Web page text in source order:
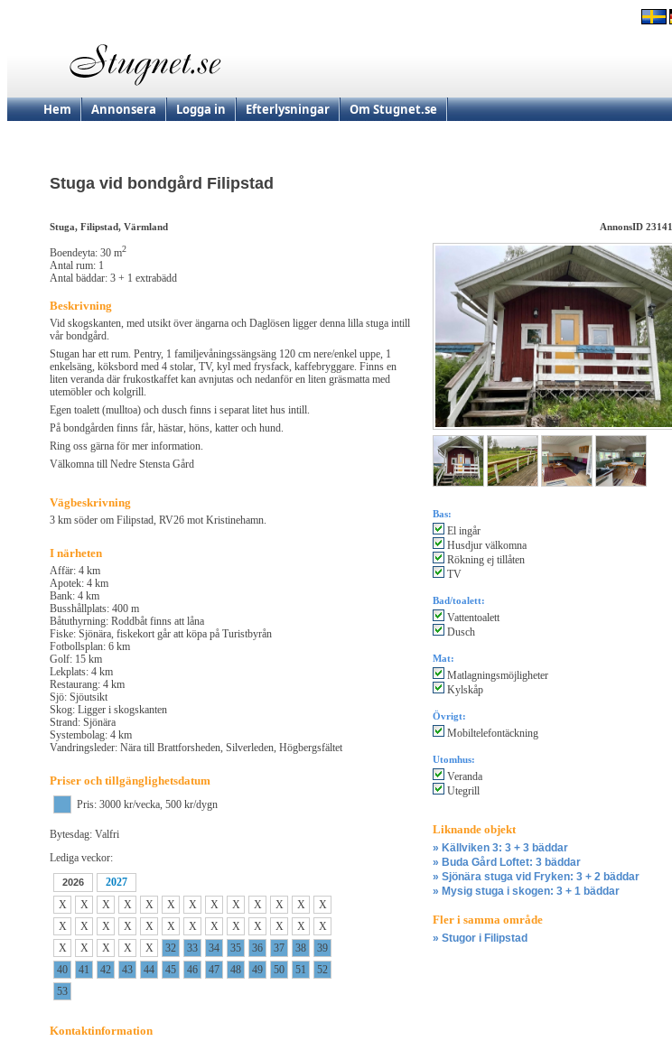
Hem Annonsera Logga in Efterlysningar Om Stugnet.se
Stuga vid bondgård Filipstad
Stuga, Filipstad, Värmland AnnonsID 23141
Boendeyta: 30 m2
Antal rum: 1
Antal bäddar: 3 + 1 extrabädd
Beskrivning
Vid skogskanten, med utsikt över ängarna och Daglösen ligger denna lilla stuga intill
vår bondgård.
Stugan har ett rum. Pentry, 1 familjevåningssängsäng 120 cm nere/enkel uppe, 1
enkelsäng, köksbord med 4 stolar, TV, kyl med frysfack, kaffebryggare. Finns en
liten veranda där frukostkaffet kan avnjutas och nedanför en liten gräsmatta med
utemöbler och kolgrill.
Egen toalett (mulltoa) och dusch finns i separat litet hus intill.
På bondgården finns får, hästar, höns, katter och hund.
Ring oss gärna för mer information.
Välkomna till Nedre Stensta Gård
Vägbeskrivning
3 km söder om Filipstad, RV26 mot Kristinehamn.
I närheten
Affär: 4 km
Apotek: 4 km
Bank: 4 km
Busshållplats: 400 m
Båtuthyrning: Roddbåt finns att låna
Fiske: Sjönära, fiskekort går att köpa på Turistbyrån
Fotbollsplan: 6 km
Golf: 15 km
Lekplats: 4 km
Restaurang: 4 km
Sjö: Sjöutsikt
Skog: Ligger i skogskanten
Strand: Sjönära
Systembolag: 4 km
Vandringsleder: Nära till Brattforsheden, Silverleden, Högbergsfältet
Priser och tillgänglighetsdatum
Pris: 3000 kr/vecka, 500 kr/dygn
Bytesdag: Valfri
Lediga veckor:
2026
2027
X
X X X X X X X X X X X
X
X
X X X X X X X X X X X
X
X
X X X X 32 33 34 35 36 37 38
39
40
41 42 43 44 45 46 47 48 49 50 51
52
53
Kontaktinformation
Bas:
El ingår
Husdjur välkomna
Rökning ej tillåten
TV
Bad/toalett:
Vattentoalett
Dusch
Mat:
Matlagningsmöjligheter
Kylskåp
Övrigt:
Mobiltelefontäckning
Utomhus:
Veranda
Utegrill
Liknande objekt
» Källviken 3: 3 + 3 bäddar
» Buda Gård Loftet: 3 bäddar
» Sjönära stuga vid Fryken: 3 + 2 bäddar
» Mysig stuga i skogen: 3 + 1 bäddar
Fler i samma område
» Stugor i Filipstad